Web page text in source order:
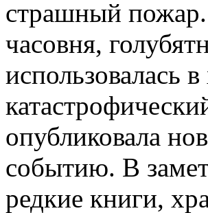
страшный
часовня,
использовалась
опубликовала
событию. В
редкие книги,